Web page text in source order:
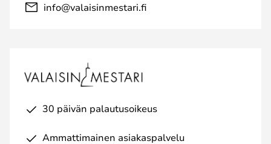
info@valaisinmestari.fi
30 päivän palautusoikeus
Ammattimainen asiakaspalvelu